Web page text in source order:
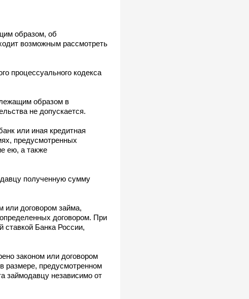
образом, об
возможным рассмотреть
процессуального кодекса
образом в
не допускается.
или иная кредитная
предусмотренных
ею, а также
полученную сумму
или договором займа,
договором. При
ставкой Банка России,
законом или договором
размере, предусмотренном
займодавцу независимо от